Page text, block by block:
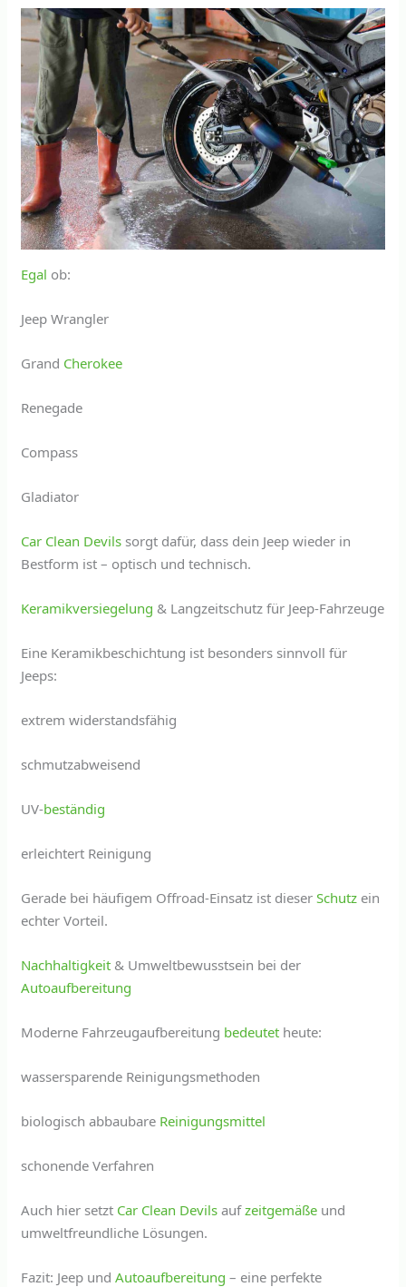
Egal ob:
Jeep Wrangler
Grand Cherokee
Renegade
Compass
Gladiator
Car Clean Devils sorgt dafür, dass dein Jeep wieder in
Bestform ist – optisch und technisch.
Keramikversiegelung & Langzeitschutz für Jeep-Fahrzeuge
Eine Keramikbeschichtung ist besonders sinnvoll für
Jeeps:
extrem widerstandsfähig
schmutzabweisend
UV-beständig
erleichtert Reinigung
Gerade bei häufigem Offroad-Einsatz ist dieserSchutz ein
echter Vorteil.
Nachhaltigkeit & Umweltbewusstsein bei der
Autoaufbereitung
Moderne Fahrzeugaufbereitung bedeutet heute:
wassersparende Reinigungsmethoden
biologisch abbaubare Reinigungsmittel
schonende Verfahren
Auch hier setzt Car Clean Devils aufzeitgemäße und
umweltfreundliche Lösungen.
Fazit: Jeep undAutoaufbereitung – eine perfekte